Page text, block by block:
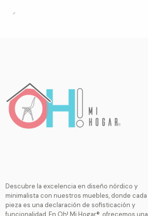
Descubre la excelencia en diseño nórdico y
minimalista con nuestros muebles, donde cada
pieza es una declaración de sofisticación y
funcionalidad. En Oh! Mi Hogar®, ofrecemos una